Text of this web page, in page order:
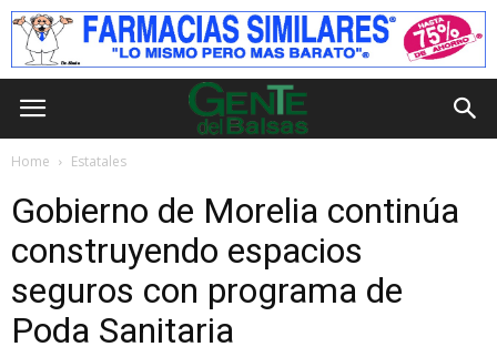
Home Estatales
Gobierno de Morelia continúa
construyendo espacios
seguros con programa de
Poda Sanitaria